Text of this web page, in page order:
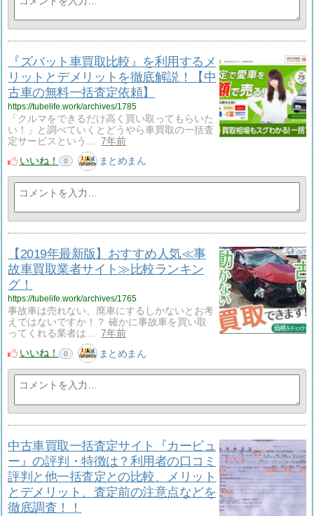
『ズバット車買取比較』を利用するメ
リットとデメリットを徹底解説！【中
古車の無料一括査定依頼】
https://tubelife.work/archives/1785
「クルマをできるだけ高く買い取ってもらいた
い！」と調べていくとどうやら車買取の一括査
定サービスという…
7年前
いいね！
0 まとめまん
【2019年最新版】おすすめ人気≪事
故車買取業者サイト≫比較ランキン
グ！
https://tubelife.work/archives/1765
事故車は売れない、廃車にするしかないとお考
えではないですか！？ 確かに事故車を買い取
ってくれる業者は…
7年前
いいね！
0 まとめまん
中古車買取一括査定サイト『カービュ
ー』の評判・特徴は？利用者の口コミ
評判と他一括査定との比較、メリット
とデメリット、査定前の注意点などを
徹底調査！！